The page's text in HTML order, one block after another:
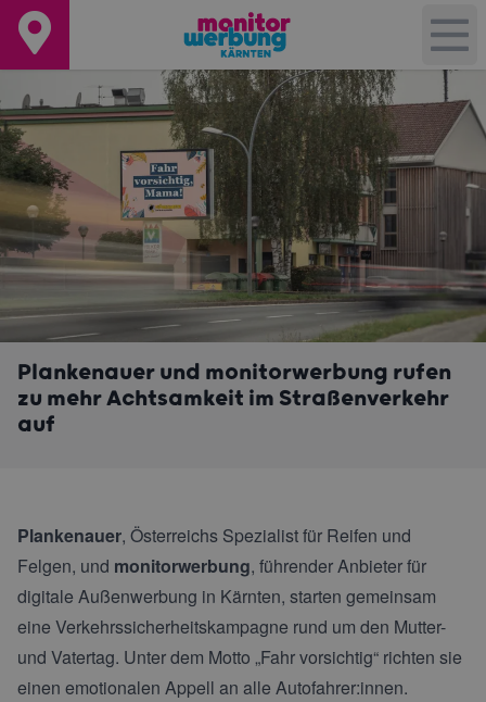
Plankenauer und monitorwerbung rufen
zu mehr Achtsamkeit im Straßenverkehr
auf
Plankenauer, Österreichs Spezialist für Reifen und
Felgen, und monitorwerbung, führender Anbieter für
digitale Außenwerbung in Kärnten, starten gemeinsam
eine Verkehrssicherheitskampagne rund um den Mutter-
und Vatertag. Unter dem Motto „Fahr vorsichtig“ richten sie
einen emotionalen Appell an alle Autofahrer:innen.